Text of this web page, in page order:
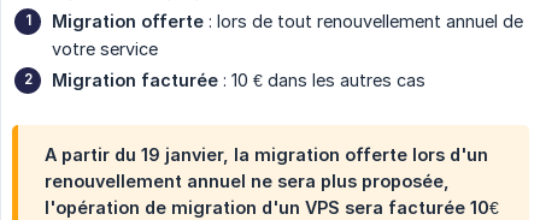
Migration offerte : lors de tout renouvellement annuel de
votre service
Migration facturée : 10 € dans les autres cas
A partir du 19 janvier, la migration offerte lors d'un
renouvellement annuel ne sera plus proposée,
l'opération de migration d'un VPS sera facturée 10€